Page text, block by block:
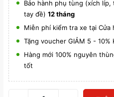
Bảo hành phụ tùng (xích
tay đề) 12 tháng
Miễn phí kiểm tra xe tại Cửa
Tặng voucher GIẢM 5 -
Hàng mới 100% nguyên
tốt